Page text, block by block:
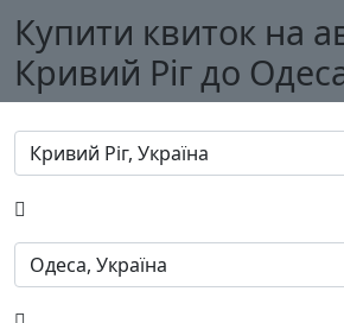
Купити квиток на
Кривий Ріг до